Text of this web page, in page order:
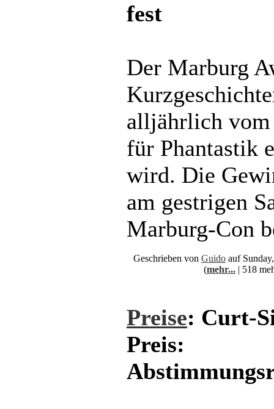
fest
Der Marburg
alljährlich
für Phantastik
wird. Die
am gestrigen
Marburg-Con
Geschrieben von Guido auf
(mehr... | 518
Preise: Curt-
Preis: